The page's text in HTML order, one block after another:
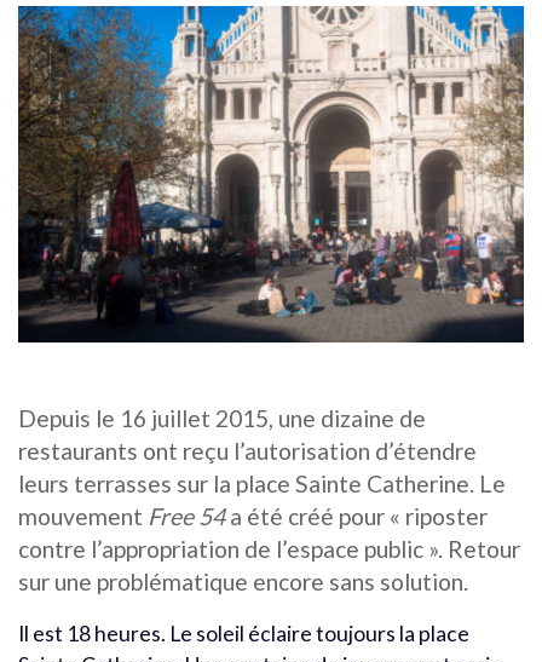
Depuis le 16 juillet 2015, une dizaine de
restaurants ont reçu l’autorisation d’étendre
leurs terrasses sur la place Sainte Catherine. Le
mouvement Free 54a été créé pour « riposter
contre l’appropriation de l’espace public ». Retour
sur une problématique encore sans solution.
Il est 18 heures. Le soleil éclaire toujours la place